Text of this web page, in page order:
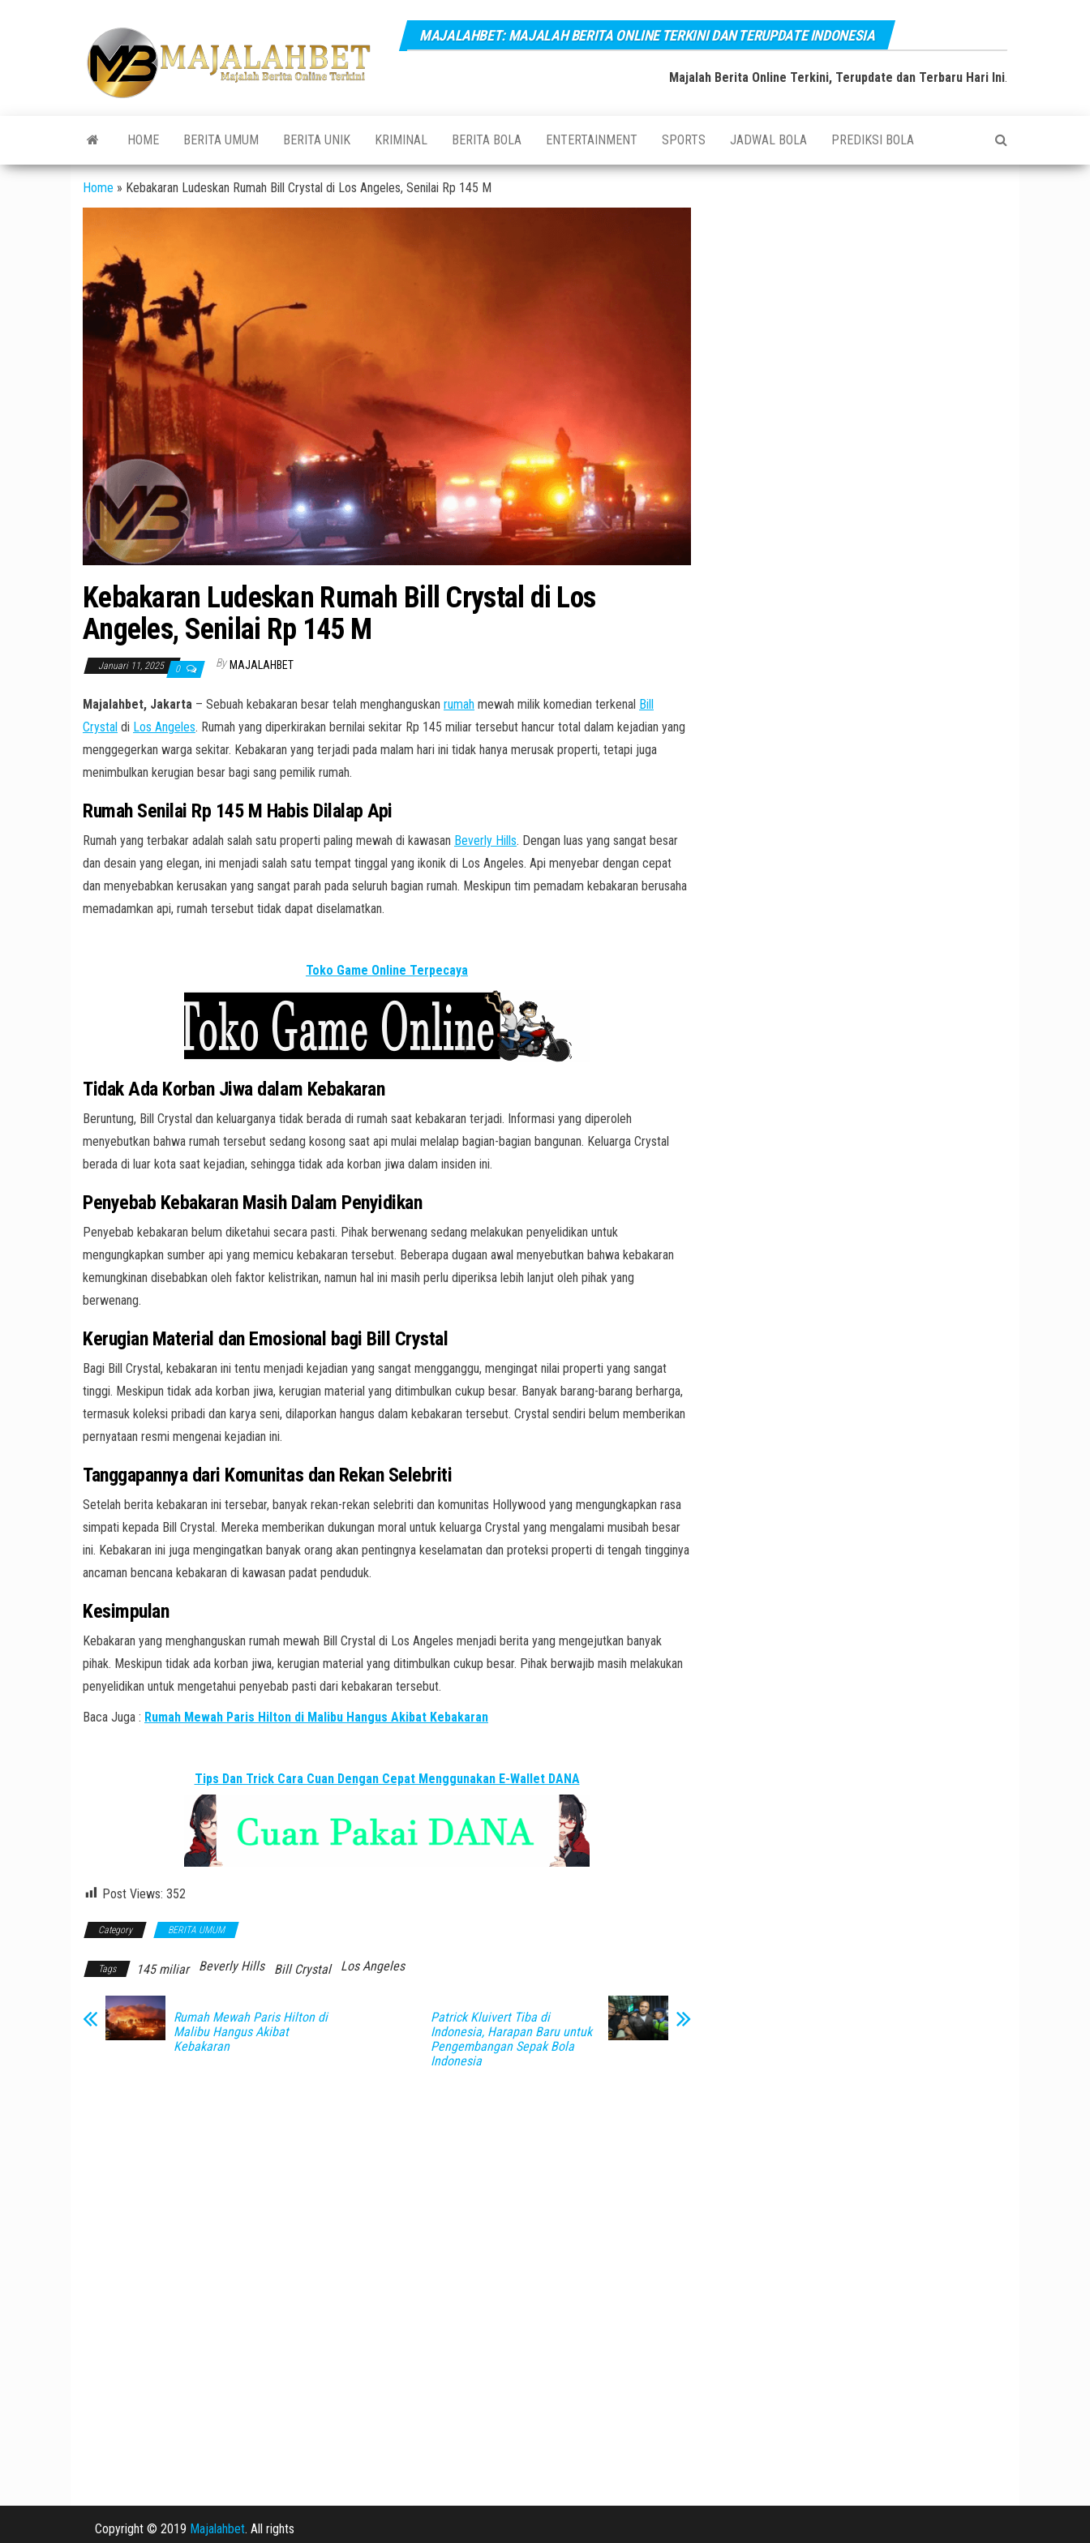
Majalahbet:
Terkini dan
Terupdate
Indonesia
Majalah
Hari Ini
MAJALAHBET: MAJALAH BERITA ONLINE TERKINI DAN TERUPDATE INDONESIA
Majalah Berita Online Terkini, Terupdate dan Terbaru Hari Ini.
HOME BERITA UMUM BERITA UNIK KRIMINAL BERITA BOLA ENTERTAINMENT SPORTS JADWAL BOLA PREDIKSI BOLA
Home » Kebakaran Ludeskan Rumah Bill Crystal di Los Angeles, Senilai Rp 145 M
Kebakaran Ludeskan Rumah Bill Crystal di Los
Angeles, Senilai Rp 145 M
Januari 11, 2025 0 By MAJALAHBET
Majalahbet, Jakarta – Sebuah kebakaran besar telah menghanguskan rumah mewah milik komedian terkenal Bill
Crystal di Los Angeles. Rumah yang diperkirakan bernilai sekitar Rp 145 miliar tersebut hancur total dalam kejadian yang
menggegerkan warga sekitar. Kebakaran yang terjadi pada malam hari ini tidak hanya merusak properti, tetapi juga
menimbulkan kerugian besar bagi sang pemilik rumah.
Rumah Senilai Rp 145 M Habis Dilalap Api
Rumah yang terbakar adalah salah satu properti paling mewah di kawasan Beverly Hills. Dengan luas yang sangat besar
dan desain yang elegan, ini menjadi salah satu tempat tinggal yang ikonik di Los Angeles. Api menyebar dengan cepat
dan menyebabkan kerusakan yang sangat parah pada seluruh bagian rumah. Meskipun tim pemadam kebakaran berusaha
memadamkan api, rumah tersebut tidak dapat diselamatkan.
Toko Game Online Terpecaya
Tidak Ada Korban Jiwa dalam Kebakaran
Beruntung, Bill Crystal dan keluarganya tidak berada di rumah saat kebakaran terjadi. Informasi yang diperoleh
menyebutkan bahwa rumah tersebut sedang kosong saat api mulai melalap bagian-bagian bangunan. Keluarga Crystal
berada di luar kota saat kejadian, sehingga tidak ada korban jiwa dalam insiden ini.
Penyebab Kebakaran Masih Dalam Penyidikan
Penyebab kebakaran belum diketahui secara pasti. Pihak berwenang sedang melakukan penyelidikan untuk
mengungkapkan sumber api yang memicu kebakaran tersebut. Beberapa dugaan awal menyebutkan bahwa kebakaran
kemungkinan disebabkan oleh faktor kelistrikan, namun hal ini masih perlu diperiksa lebih lanjut oleh pihak yang
berwenang.
Kerugian Material dan Emosional bagi Bill Crystal
Bagi Bill Crystal, kebakaran ini tentu menjadi kejadian yang sangat mengganggu, mengingat nilai properti yang sangat
tinggi. Meskipun tidak ada korban jiwa, kerugian material yang ditimbulkan cukup besar. Banyak barang-barang berharga,
termasuk koleksi pribadi dan karya seni, dilaporkan hangus dalam kebakaran tersebut. Crystal sendiri belum memberikan
pernyataan resmi mengenai kejadian ini.
Tanggapannya dari Komunitas dan Rekan Selebriti
Setelah berita kebakaran ini tersebar, banyak rekan-rekan selebriti dan komunitas Hollywood yang mengungkapkan rasa
simpati kepada Bill Crystal. Mereka memberikan dukungan moral untuk keluarga Crystal yang mengalami musibah besar
ini. Kebakaran ini juga mengingatkan banyak orang akan pentingnya keselamatan dan proteksi properti di tengah tingginya
ancaman bencana kebakaran di kawasan padat penduduk.
Kesimpulan
Kebakaran yang menghanguskan rumah mewah Bill Crystal di Los Angeles menjadi berita yang mengejutkan banyak
pihak. Meskipun tidak ada korban jiwa, kerugian material yang ditimbulkan cukup besar. Pihak berwajib masih melakukan
penyelidikan untuk mengetahui penyebab pasti dari kebakaran tersebut.
Baca Juga : Rumah Mewah Paris Hilton di Malibu Hangus Akibat Kebakaran
Tips Dan Trick Cara Cuan Dengan Cepat Menggunakan E-Wallet DANA
Post Views: 352
Category BERITA UMUM
Tags 145 miliar Beverly Hills Bill Crystal Los Angeles
Rumah Mewah Paris Hilton di
Malibu Hangus Akibat
Kebakaran
Patrick Kluivert Tiba di
Indonesia, Harapan Baru untuk
Pengembangan Sepak Bola
Indonesia
Copyright © 2019 Majalahbet. All rights